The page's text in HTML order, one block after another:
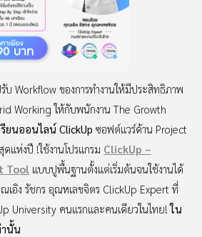
บ Workflow ของการทำงานให้มีประสิทธิภาพ
Working ให้กับพนักงาน The Growth
ยนออนไลน์ ClickUp ซอฟต์แวร์ด้าน Project
แห่งปี !ใช้งานโปรแกรม ClickUp –
Tool แบบปูพื้นฐานตั้งแต่เริ่มต้นจนใช้งานได้
เอิง รัชกร อุณหเลขจิตร ClickUp Expert ที่
University คนแรกและคนเดียวในไทย!ใน
านั้น